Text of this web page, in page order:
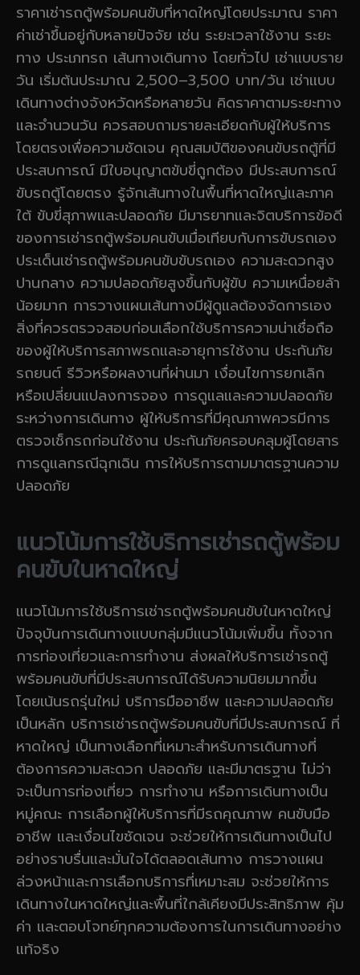
ราคาเช่ารถตู้พร้อมคนขับที่หาดใหญ่โดยประมาณ ราคา
ค่าเช่าขึ้นอยู่กับหลายปัจจัย เช่น ระยะเวลาใช้งาน ระยะ
ทาง ประเภทรถ เส้นทางเดินทาง โดยทั่วไป เช่าแบบราย
วัน เริ่มต้นประมาณ 2,500–3,500 บาท/วัน เช่าแบบ
เดินทางต่างจังหวัดหรือหลายวัน คิดราคาตามระยะทาง
และจำนวนวัน ควรสอบถามรายละเอียดกับผู้ให้บริการ
โดยตรงเพื่อความชัดเจน คุณสมบัติของคนขับรถตู้ที่มี
ประสบการณ์ มีใบอนุญาตขับขี่ถูกต้อง มีประสบการณ์
ขับรถตู้โดยตรง รู้จักเส้นทางในพื้นที่หาดใหญ่และภาค
ใต้ ขับขี่สุภาพและปลอดภัย มีมารยาทและจิตบริการข้อดี
ของการเช่ารถตู้พร้อมคนขับเมื่อเทียบกับการขับรถเอง
ประเด็นเช่ารถตู้พร้อมคนขับขับรถเอง ความสะดวกสูง
ปานกลาง ความปลอดภัยสูงขึ้นกับผู้ขับ ความเหนื่อยล้า
น้อยมาก การวางแผนเส้นทางมีผู้ดูแลต้องจัดการเอง
สิ่งที่ควรตรวจสอบก่อนเลือกใช้บริการความน่าเชื่อถือ
ของผู้ให้บริการสภาพรถและอายุการใช้งาน ประกันภัย
รถยนต์ รีวิวหรือผลงานที่ผ่านมา เงื่อนไขการยกเลิก
หรือเปลี่ยนแปลงการจอง การดูแลและความปลอดภัย
ระหว่างการเดินทาง ผู้ให้บริการที่มีคุณภาพควรมีการ
ตรวจเช็กรถก่อนใช้งาน ประกันภัยครอบคลุมผู้โดยสาร
การดูแลกรณีฉุกเฉิน การให้บริการตามมาตรฐานความ
ปลอดภัย
แนวโน้มการใช้บริการเช่ารถตู้พร้อม
คนขับในหาดใหญ่
แนวโน้มการใช้บริการเช่ารถตู้พร้อมคนขับในหาดใหญ่
ปัจจุบันการเดินทางแบบกลุ่มมีแนวโน้มเพิ่มขึ้น ทั้งจาก
การท่องเที่ยวและการทำงาน ส่งผลให้บริการเช่ารถตู้
พร้อมคนขับที่มีประสบการณ์ได้รับความนิยมมากขึ้น
โดยเน้นรถรุ่นใหม่ บริการมืออาชีพ และความปลอดภัย
เป็นหลัก บริการเช่ารถตู้พร้อมคนขับที่มีประสบการณ์ ที่
หาดใหญ่ เป็นทางเลือกที่เหมาะสำหรับการเดินทางที่
ต้องการความสะดวก ปลอดภัย และมีมาตรฐาน ไม่ว่า
จะเป็นการท่องเที่ยว การทำงาน หรือการเดินทางเป็น
หมู่คณะ การเลือกผู้ให้บริการที่มีรถคุณภาพ คนขับมือ
อาชีพ และเงื่อนไขชัดเจน จะช่วยให้การเดินทางเป็นไป
อย่างราบรื่นและมั่นใจได้ตลอดเส้นทาง การวางแผน
ล่วงหน้าและการเลือกบริการที่เหมาะสม จะช่วยให้การ
เดินทางในหาดใหญ่และพื้นที่ใกล้เคียงมีประสิทธิภาพ คุ้ม
ค่า และตอบโจทย์ทุกความต้องการในการเดินทางอย่าง
แท้จริง